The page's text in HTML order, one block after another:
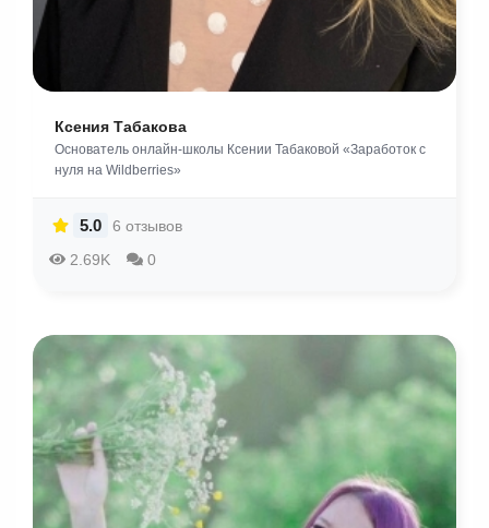
Ксения Табакова
Основатель онлайн-школы Ксении Табаковой «Заработок с
нуля на Wildberries»
2.69K 0
5.0 6 отзывов